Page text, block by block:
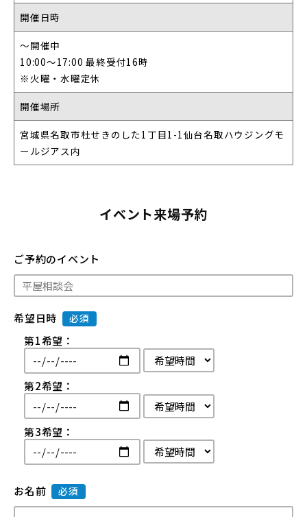
開催日時
〜開催中
10:00〜17:00 最終受付16時
※火曜・水曜定休
開催場所
宮城県名取市杜せきのした1丁目1-1仙台名取ハウジングモ
ールジアス内
イベント来場予約
ご予約のイベント
希望日時 必須
第1希望：
第2希望：
第3希望：
お名前 必須